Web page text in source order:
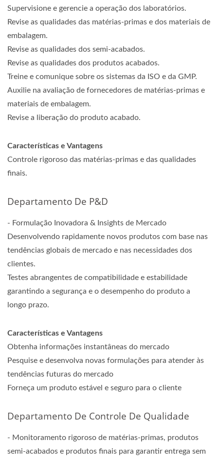
Supervisione e gerencie a operação dos laboratórios.
Revise as qualidades das matérias-primas e dos materiais de
embalagem.
Revise as qualidades dos semi-acabados.
Revise as qualidades dos produtos acabados.
Treine e comunique sobre os sistemas da ISO e da GMP.
Auxilie na avaliação de fornecedores de matérias-primas e
materiais de embalagem.
Revise a liberação do produto acabado.
Características e Vantagens
Controle rigoroso das matérias-primas e das qualidades
finais.
Departamento De P&D
- Formulação Inovadora & Insights de Mercado
Desenvolvendo rapidamente novos produtos com base nas
tendências globais de mercado e nas necessidades dos
clientes.
Testes abrangentes de compatibilidade e estabilidade
garantindo a segurança e o desempenho do produto a
longo prazo.
Características e Vantagens
Obtenha informações instantâneas do mercado
Pesquise e desenvolva novas formulações para atender às
tendências futuras do mercado
Forneça um produto estável e seguro para o cliente
Departamento De Controle De Qualidade
- Monitoramento rigoroso de matérias-primas, produtos
semi-acabados e produtos finais para garantir entrega sem